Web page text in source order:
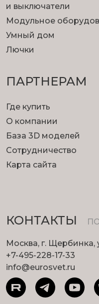
и выключатели
Модульное
Умный дом
Лючки
ПАРТНЕРАМ
Где купить
О компании
База 3D моделей
Сотрудничество
Карта сайта
КОНТАКТЫ
Москва, г. Щербинка,
+7-495-228-17-33
info@eurosvet.ru